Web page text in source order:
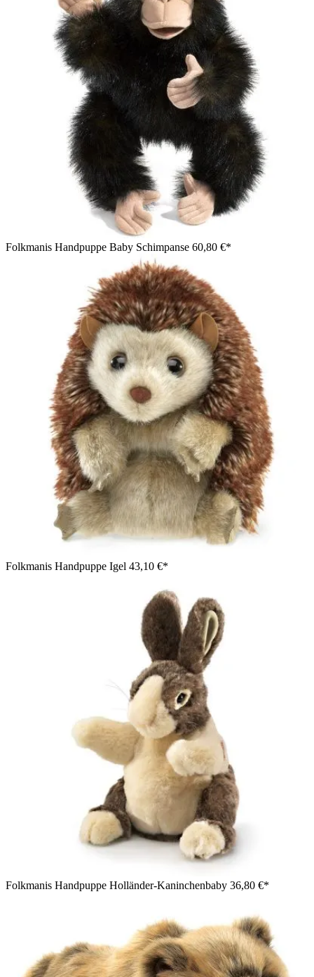
Folkmanis Handpuppe Baby Schimpanse 60,80 €*
Folkmanis Handpuppe Igel 43,10 €*
Folkmanis Handpuppe Holländer-Kaninchenbaby 36,80 €*